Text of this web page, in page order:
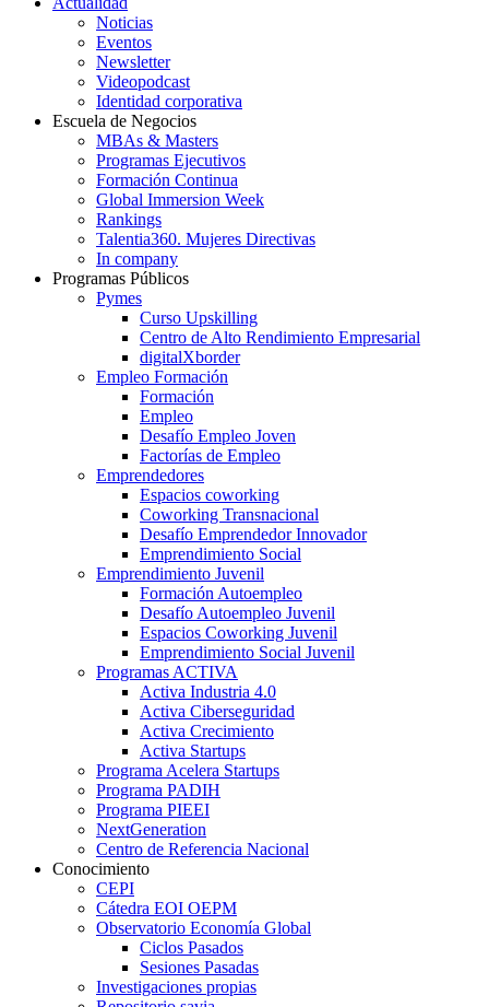
Noticias
Eventos
Newsletter
Videopodcast
Identidad corporativa
Escuela de Negocios
MBAs & Masters
Programas Ejecutivos
Formación Continua
Global Immersion Week
Rankings
Talentia360. Mujeres Directivas
In company
Programas Públicos
Pymes
Curso Upskilling
Centro de Alto Rendimiento Empresarial
digitalXborder
Empleo Formación
Formación
Empleo
Desafío Empleo Joven
Factorías de Empleo
Emprendedores
Espacios coworking
Coworking Transnacional
Desafío Emprendedor Innovador
Emprendimiento Social
Emprendimiento Juvenil
Formación Autoempleo
Desafío Autoempleo Juvenil
Espacios Coworking Juvenil
Emprendimiento Social Juvenil
Programas ACTIVA
Activa Industria 4.0
Activa Ciberseguridad
Activa Crecimiento
Activa Startups
Programa Acelera Startups
Programa PADIH
Programa PIEEI
NextGeneration
Centro de Referencia Nacional
Conocimiento
CEPI
Cátedra EOI OEPM
Observatorio Economía Global
Ciclos Pasados
Sesiones Pasadas
Investigaciones propias